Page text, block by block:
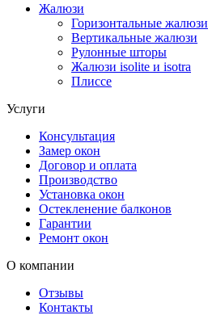
Жалюзи
Горизонтальные жалюзи
Вертикальные жалюзи
Рулонные шторы
Жалюзи isolite и isotra
Плиссе
Услуги
Консультация
Замер окон
Договор и оплата
Производство
Установка окон
Остекленение балконов
Гарантии
Ремонт окон
О компании
Отзывы
Контакты